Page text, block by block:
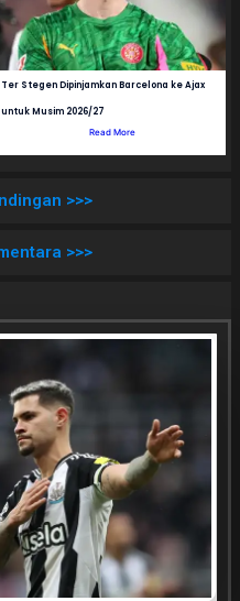
Ter Stegen Dipinjamkan Barcelona ke Ajax
untuk Musim 2026/27
Read More
>>>
>>>